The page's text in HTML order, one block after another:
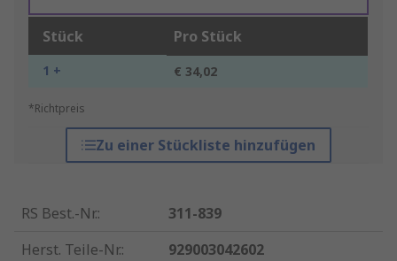
Stück Pro Stück
1 + € 34,02
*Richtpreis
Zu einer Stückliste hinzufügen
RS Best.-Nr.:
311-839
Herst. Teile-Nr.:
929003042602